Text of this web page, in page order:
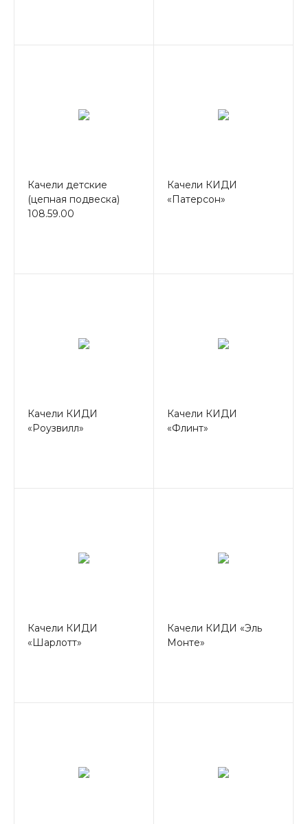
Качели детские
(цепная подвеска)
108.59.00
Качели КИДИ
«Патерсон»
Качели КИДИ
«Роузвилл»
Качели КИДИ
«Флинт»
Качели КИДИ
«Шарлотт»
Качели КИДИ «Эль
Монте»